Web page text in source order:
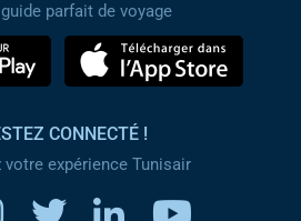
parfait de voyage
CONNECTÉ !
votre expérience Tunisair